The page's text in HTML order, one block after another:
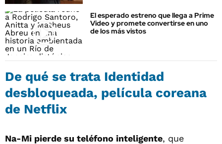
El esperado estreno que llega a Prime
Video y promete convertirse en uno
de los más vistos
De qué se trata Identidad
desbloqueada, película coreana
de Netflix
Na-Mi pierde su teléfono inteligente, que